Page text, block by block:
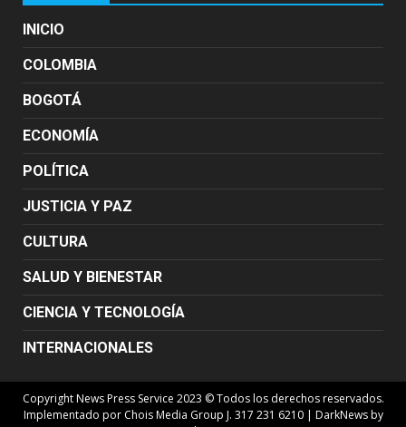
INICIO
COLOMBIA
BOGOTÁ
ECONOMÍA
POLÍTICA
JUSTICIA Y PAZ
CULTURA
SALUD Y BIENESTAR
CIENCIA Y TECNOLOGÍA
INTERNACIONALES
Copyright News Press Service 2023 © Todos los derechos reservados.
Implementado por Chois Media Group J. 317 231 6210 | DarkNewsby